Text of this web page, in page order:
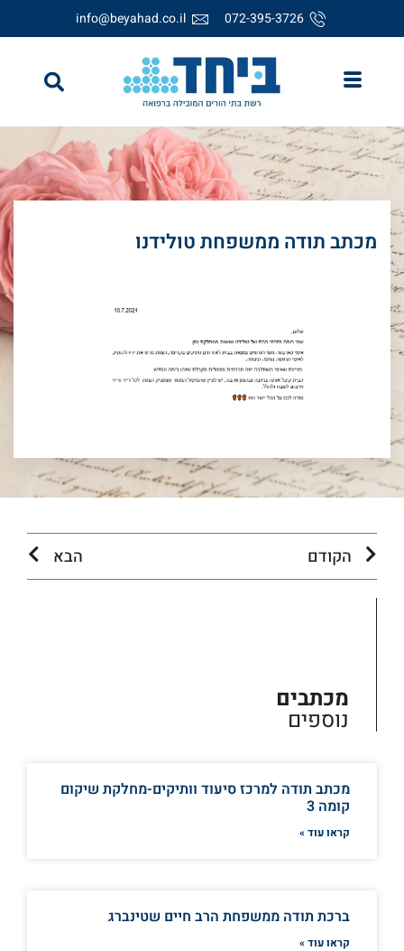
072-395-3726
info@beyahad.co.il
מכתב תודה ממשפחת טולידנו
הקודם הבא
מכתבים
נוספים
מכתב תודה למרכז סיעוד וותיקים-מחלקת שיקום
קומה 3
קראו עוד »
ברכת תודה ממשפחת הרב חיים שטינברג
קראו עוד »